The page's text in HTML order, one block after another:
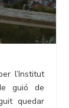
l’Institut
guió de
quedar